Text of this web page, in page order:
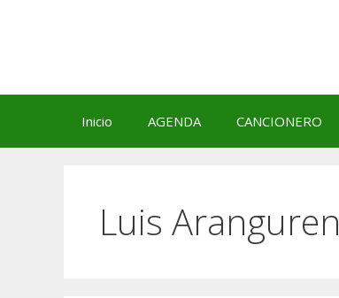
Inicio AGENDA CANCIONERO
Luis Aranguren